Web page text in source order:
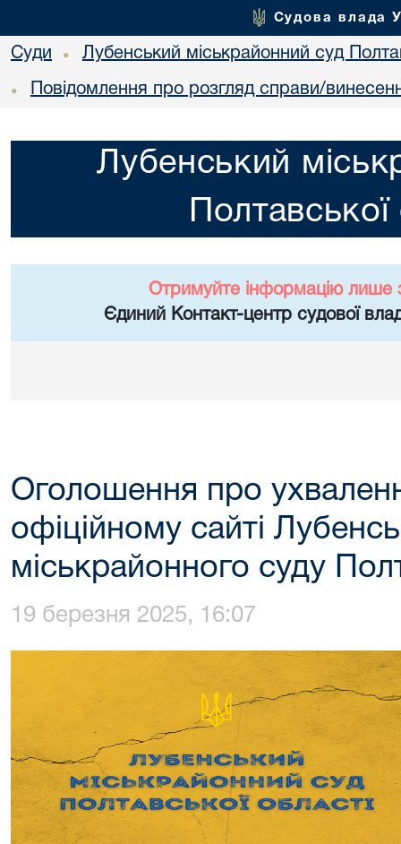
Судова влада
Суди • Лубенський міськрайонний суд
• Повідомлення про розгляд справи/
Лубенський
Полтавської
Отримуйте інформацію лише
Єдиний Контакт-центр судової
Оголошення про
офіційному сайті
міськрайонного суду
19 березня 2025, 16:07